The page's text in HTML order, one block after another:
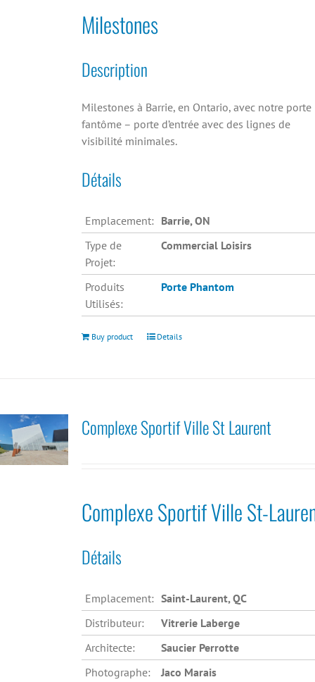
Milestones
Description
Milestones à Barrie, en Ontario, avec notre porte
fantôme – porte d’entrée avec des lignes de
visibilité minimales.
Détails
Emplacement: Barrie, ON
Type de
Projet:
Commercial Loisirs
Produits
Utilisés:
Porte Phantom
Buy product Details
Complexe Sportif Ville St Laurent
Complexe Sportif Ville St-
Détails
Emplacement: Saint-Laurent, QC
Distributeur:
Vitrerie Laberge
Architecte:
Saucier Perrotte
Photographe:
Jaco Marais